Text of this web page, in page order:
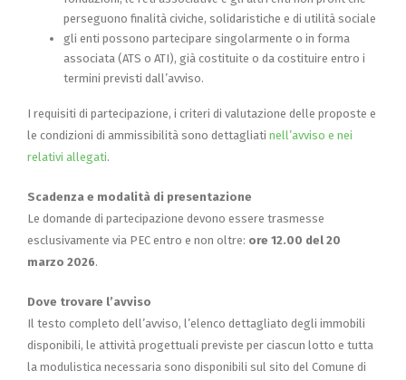
perseguono finalità civiche, solidaristiche e di utilità sociale
gli enti possono partecipare singolarmente o in forma
associata (ATS o ATI), già costituite o da costituire entro i
termini previsti dall’avviso.
I requisiti di partecipazione, i criteri di valutazione delle proposte e
le condizioni di ammissibilità sono dettagliati nell’avviso e nei
relativi allegati.
Scadenza e modalità di presentazione
Le domande di partecipazione devono essere trasmesse
esclusivamente via PEC entro e non oltre: ore 12.00 del 20
marzo 2026.
Dove trovare l’avviso
Il testo completo dell’avviso, l’elenco dettagliato degli immobili
disponibili, le attività progettuali previste per ciascun lotto e tutta
la modulistica necessaria sono disponibili sul sito del Comune di